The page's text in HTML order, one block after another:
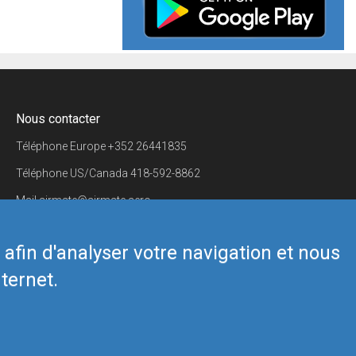
d'analyser votre navigation et nous
Nous contacter
Téléphone Europe+352 26441835
Téléphone US/Canada 418-592-8862
Mailairmate@airmate.aero